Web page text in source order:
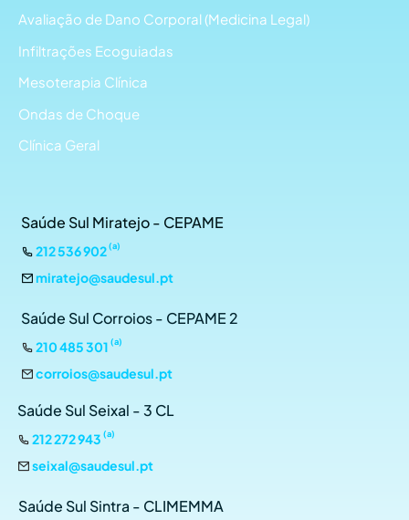
Avaliação de Dano Corporal (Medicina Legal)
Infiltrações Ecoguiadas
Mesoterapia Clínica
Ondas de Choque
Clínica Geral
Saúde Sul Miratejo - CEPAME
212 536 902(a)
miratejo@saudesul.pt
Saúde Sul Corroios - CEPAME 2
210 485 301 (a)
corroios@saudesul.pt
Saúde Sul Seixal - 3 CL
212 272 943 (a)
seixal@saudesul.pt
Saúde Sul Sintra - CLIMEMMA